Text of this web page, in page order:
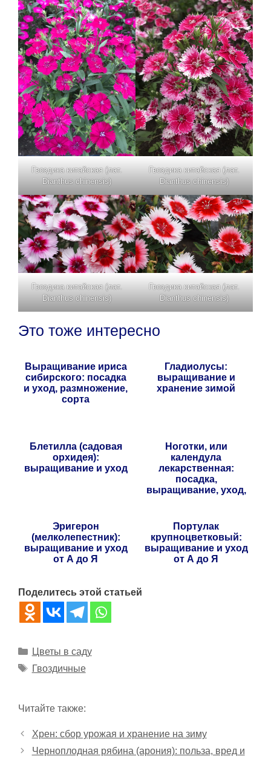
Гвоздика китайская (лат.
Dianthus chinensis)
Гвоздика китайская (лат.
Dianthus chinensis)
Гвоздика китайская (лат.
Dianthus chinensis)
Гвоздика китайская (лат.
Dianthus chinensis)
Это тоже интересно
Выращивание ириса
сибирского: посадка
и уход, размножение,
сорта
Гладиолусы:
выращивание и
хранение зимой
Блетилла (садовая
орхидея):
выращивание и уход
Ноготки, или
календула
лекарственная:
посадка,
выращивание, уход,
Эригерон
(мелколепестник):
выращивание и уход
от А до Я
Портулак
крупноцветковый:
выращивание и уход
от А до Я
Поделитесь этой статьей
Рубрики
Цветы в саду
Метки
Гвоздичные
Читайте также:
Хрен: сбор урожая и хранение на зиму
Черноплодная рябина (арония): польза, вред и